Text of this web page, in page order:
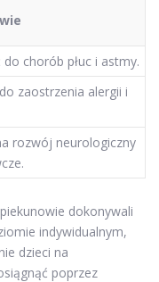
chorób płuc i astmy.
zaostrzenia alergii i
rozwój neurologiczny
dokonywali
indywidualnym,
dzieci na
poprzez